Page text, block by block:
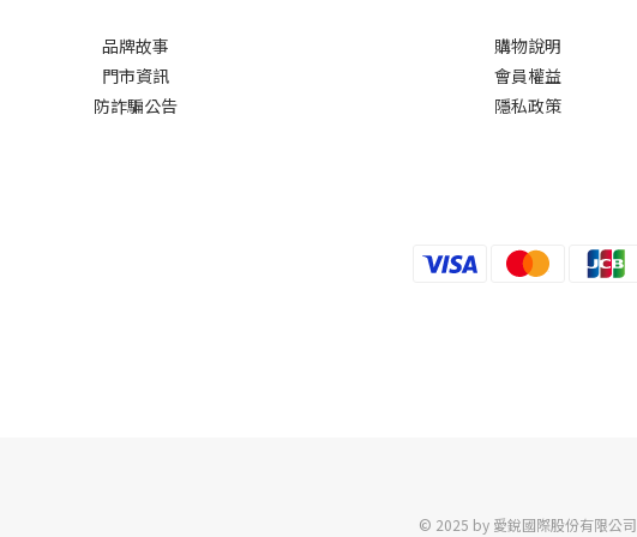
品牌故事
門市資訊
防詐騙公告
購物說明
會員權益
隱私政策
© 2025 by 愛銳國際股份有限公司